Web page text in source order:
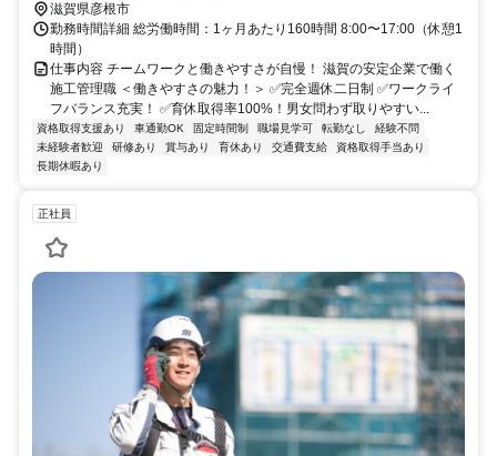
滋賀県彦根市
勤務時間詳細 総労働時間：1ヶ月あたり160時間 8:00〜17:00（休憩1
時間）
仕事内容 チームワークと働きやすさが自慢！ 滋賀の安定企業で働く
施工管理職 ＜働きやすさの魅力！＞ ✅完全週休二日制 ✅ワークライ
フバランス充実！ ✅育休取得率100%！男女問わず取りやすい...
資格取得支援あり 車通勤OK 固定時間制 職場見学可 転勤なし
経験不問
未経験者歓迎
研修あり 賞与あり 育休あり 交通費支給
資格取得手当あり
長期休暇あり
正社員